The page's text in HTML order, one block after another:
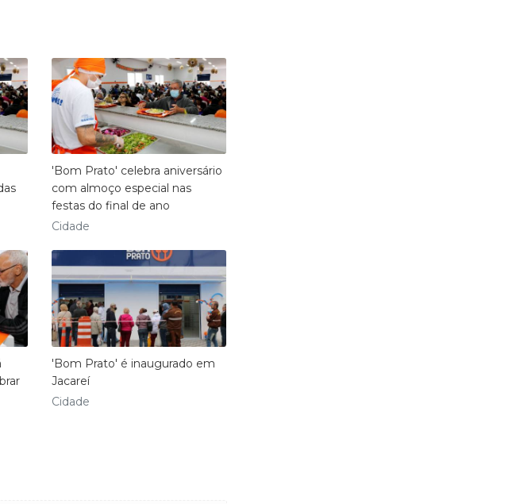
'Bom Prato' celebra aniversário
com almoço especial nas
festas do final de ano
Cidade
'Bom Prato' é inaugurado em
Jacareí
Cidade